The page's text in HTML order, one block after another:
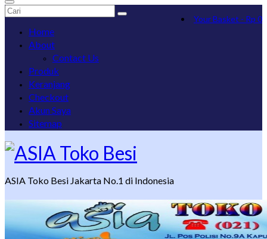
Your Basket - Rp 0
Search
Home
About
Contact Us
Produk
Keranjang
Checkout
Akun Saya
Sitemap
ASIA Toko Besi Jakarta No.1 di Indonesia